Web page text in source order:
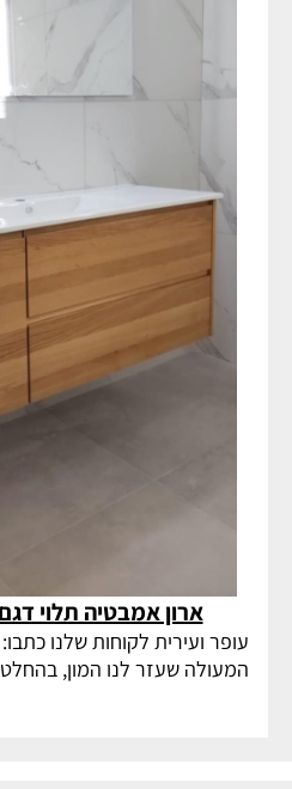
ארון אמבטיה תלוי
עופר ועירית לקוחות שלנו
המעולה שעזר לנו המון,